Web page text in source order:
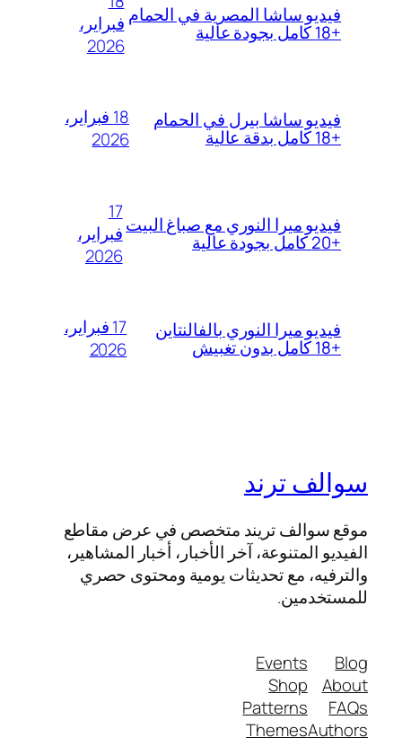
فيديو ساشا المصرية في الحمام
+18 كامل بجودة عالية
فبراير،
2026
فيديو ساشا بيرل في الحمام
+18 كامل بدقة عالية
18 فبراير،
2026
فيديو ميرا النوري مع صباغ البيت
+20 كامل بجودة عالية
17
فبراير،
2026
فيديو ميرا النوري بالفالنتاين
+18 كامل بدون تغبيش
17 فبراير،
2026
سوالف ترند
موقع سوالف تريند متخصص في عرض مقاطع
الفيديو المتنوعة، آخر الأخبار، أخبار المشاهير،
والترفيه، مع تحديثات يومية ومحتوى حصري
للمستخدمين.
Blog
About
FAQs
Authors
Events
Shop
Patterns
Themes